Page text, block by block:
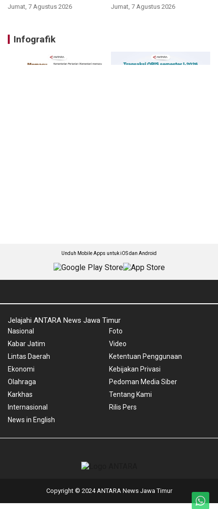
Jumat, 7 Agustus 2026 Jumat, 7 Agustus 2026
Infografik
Unduh Mobile Apps untuk iOS dan Android
Jelajahi ANTARA News Jawa Timur
Nasional
Kabar Jatim
Lintas Daerah
Ekonomi
Olahraga
Karkhas
Internasional
News in English
Foto
Video
Ketentuan Penggunaan
Kebijakan Privasi
Pedoman Media Siber
Tentang Kami
Rilis Pers
Copyright © 2024 ANTARA News Jawa Timur